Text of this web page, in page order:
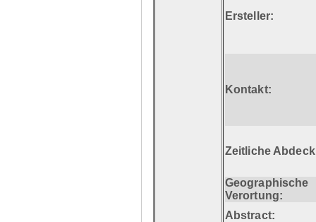
Ersteller:
Kontakt:
Zeitliche
Geographische
Verortung:
Abstract: